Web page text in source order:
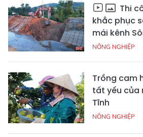
Thi
khắc phục
mái kênh
NÔNG NGHIỆP
Trồng cam
tất yếu của
Tĩnh
NÔNG NGHIỆP